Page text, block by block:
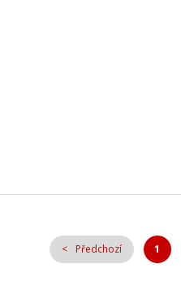
Předchozí 1